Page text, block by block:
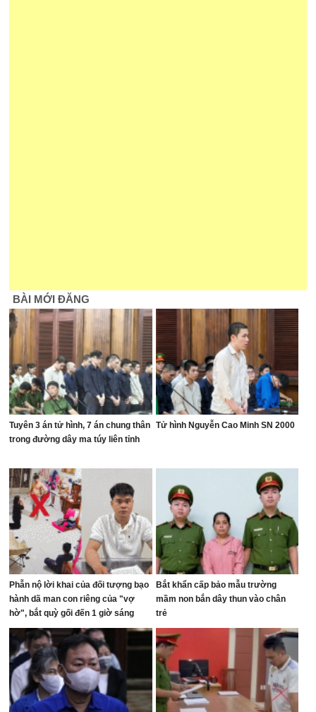
BÀI MỚI ĐĂNG
Tuyên 3 án tử hình, 7 án chung thân
trong đường dây ma túy liên tỉnh
Tử hình Nguyễn Cao Minh SN 2000
Phẫn nộ lời khai của đối tượng bạo
hành dã man con riêng của "vợ
hờ", bắt quỳ gối đến 1 giờ sáng
Bắt khẩn cấp bảo mẫu trường
mầm non bắn dây thun vào chân
trẻ